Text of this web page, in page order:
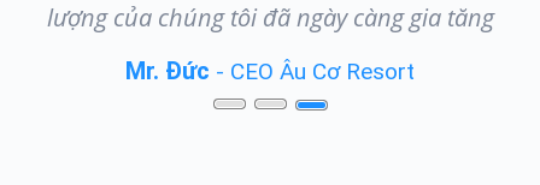
lượng công việc tăng.
Tiến sĩ Minh Thọ- CEO TNX